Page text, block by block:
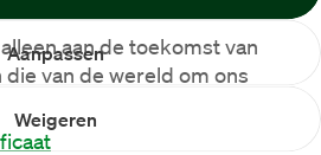
Weigeren
Aanpassenaan de toekomst van
van de wereld om ons